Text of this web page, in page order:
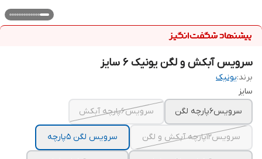
سرویس آبکش و لگن یونیک ۶ سایز
برند:یونیک
سایز
سرویس۶پارچه لگن
سرویس۶پارچه آبکش
سرویس۱۲پارچه آبکش و لگن سرویس لگن ۵پارچه